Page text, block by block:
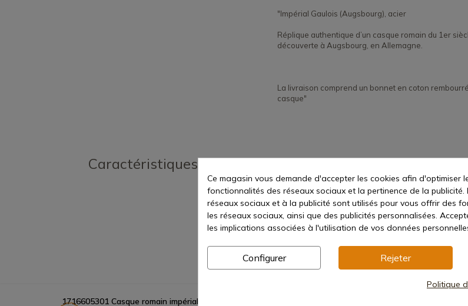
"Impérial Gaulois (Augsbourg), acier
Réplique authentique d’un casque romain du 1er
découverte à Augsbourg, en Allemagne.
La livraison comprend un bonnet en coton
casque"
Caractéristiques
1716605301 Casque romain impérial gaulois
Ce magasin vous demande d'accepter les cookies afin d'optimiser
fonctionnalités des réseaux sociaux et la pertinence de la publicité.
réseaux sociaux et à la publicité sont utilisés pour vous offrir des
les réseaux sociaux, ainsi que des publicités personnalisées.
les implications associées à l'utilisation de vos données
Configurer Rejeter
Politique